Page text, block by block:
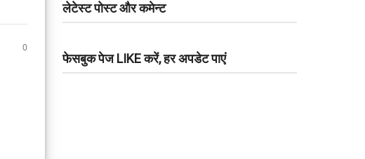
0
लेटेस्ट पोस्ट और कमेन्ट
फेसबुक पेज LIKE करें, हर अपडेट पाएं